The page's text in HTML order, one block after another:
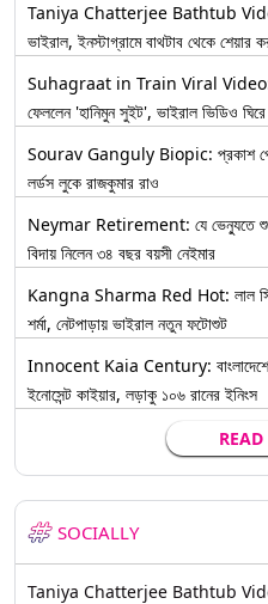
Taniya Chatterjee Bathtub Video:
ভাইরাল, ইনস্টাগ্রামে বাথটাব থেকে শেয়ার
Suhagraat in Train Viral Video:
ফেললেন 'হানিমুন সুইট', ভাইরাল ভিডিও
Sourav Ganguly Biopic: প্রকাশ পেল
লর্ডস লুকে রাজকুমার রাও
Neymar Retirement: যে ভেন্যুতে শুরু
বিদায় নিলেন ৩৪ বছর বয়সী নেইমার
Kangna Sharma Red Hot: লাল সিকুইন
শর্মা, নেটপাড়ায় ভাইরাল নতুন ফটোশুট
Innocent Kaia Century: বাংলাদেশের
ইনোসেন্ট কাইয়ার, লড়াকু ১০৬ রানের ইনিংস
SOCIALLY
Taniya Chatterjee Bathtub Video: